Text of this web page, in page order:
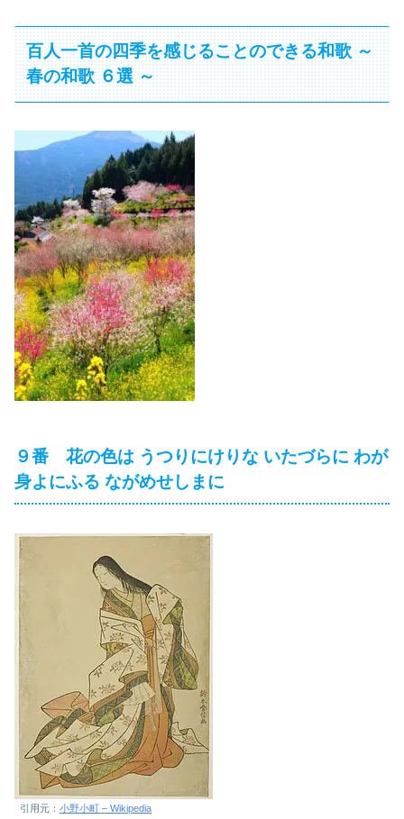
百人一首の四季を感じることのできる和歌 ～
春の和歌 ６選 ～
９番 花の色は うつりにけりな いたづらに わが
身よにふる ながめせしまに
引用元： 小野小町 – Wikipedia